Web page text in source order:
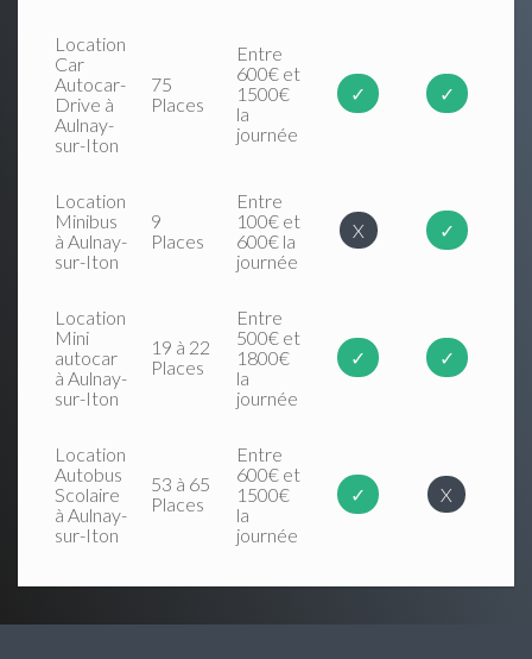
Location
Car
Autocar-
Drive à
Aulnay-
sur-Iton
75
Places
Entre
600€ et
1500€
la
journée
✓ ✓
Location
Minibus
à Aulnay-
sur-Iton
9
Places
Entre
100€ et
600€ la
journée
X ✓
Location
Mini
autocar
à Aulnay-
sur-Iton
19 à 22
Places
Entre
500€ et
1800€
la
journée
✓ ✓
Location
Autobus
Scolaire
à Aulnay-
sur-Iton
53 à 65
Places
Entre
600€ et
1500€
la
journée
✓ X